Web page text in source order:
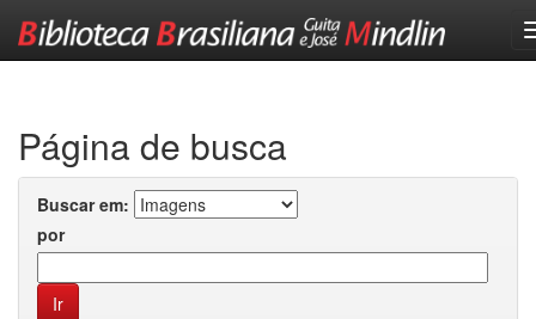
Página de busca
Buscar em:
por